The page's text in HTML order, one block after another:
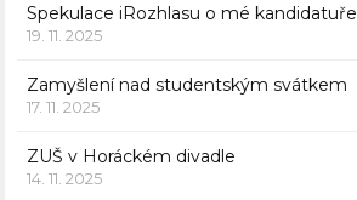
Spekulace iRozhlasu o mé kandidatuře
19. 11. 2025
Zamyšlení nad studentským svátkem
17. 11. 2025
ZUŠ v Horáckém divadle
14. 11. 2025